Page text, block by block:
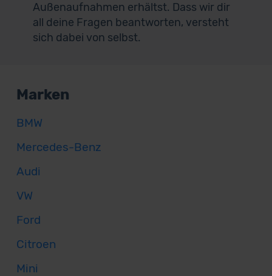
Außenaufnahmen erhältst. Dass wir dir
all deine Fragen beantworten, versteht
sich dabei von selbst.
Marken
BMW
Mercedes-Benz
Audi
VW
Ford
Citroen
Mini